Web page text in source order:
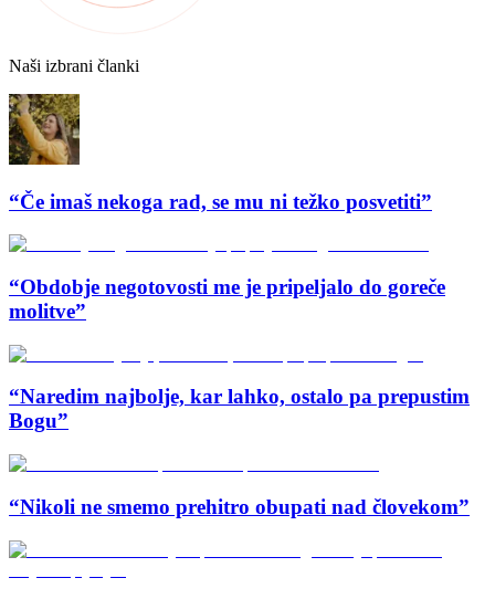
Naši izbrani članki
“Če imaš nekoga rad, se mu ni težko posvetiti”
“Obdobje negotovosti me je pripeljalo do goreče
molitve”
“Naredim najbolje, kar lahko, ostalo pa prepustim
Bogu”
“Nikoli ne smemo prehitro obupati nad človekom”